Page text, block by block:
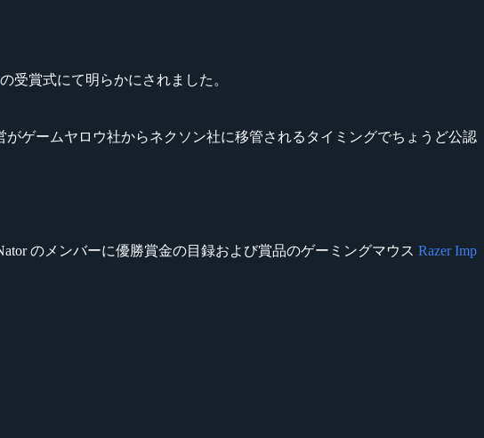
の受賞式にて明らかにされました。
ゲームヤロウ社からネクソン社に移管されるタイミングでちょうど公認
のメンバーに優勝賞金の目録および賞品のゲーミングマウス Razer Imp